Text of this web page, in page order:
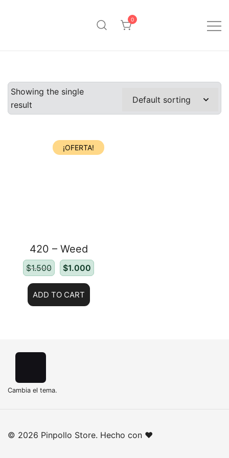
0
Showing the single
result
¡OFERTA!
420 – Weed
$1.500 $1.000
ADD TO CART
Cambia el tema.
© 2026 Pinpollo Store. Hecho con ❤️